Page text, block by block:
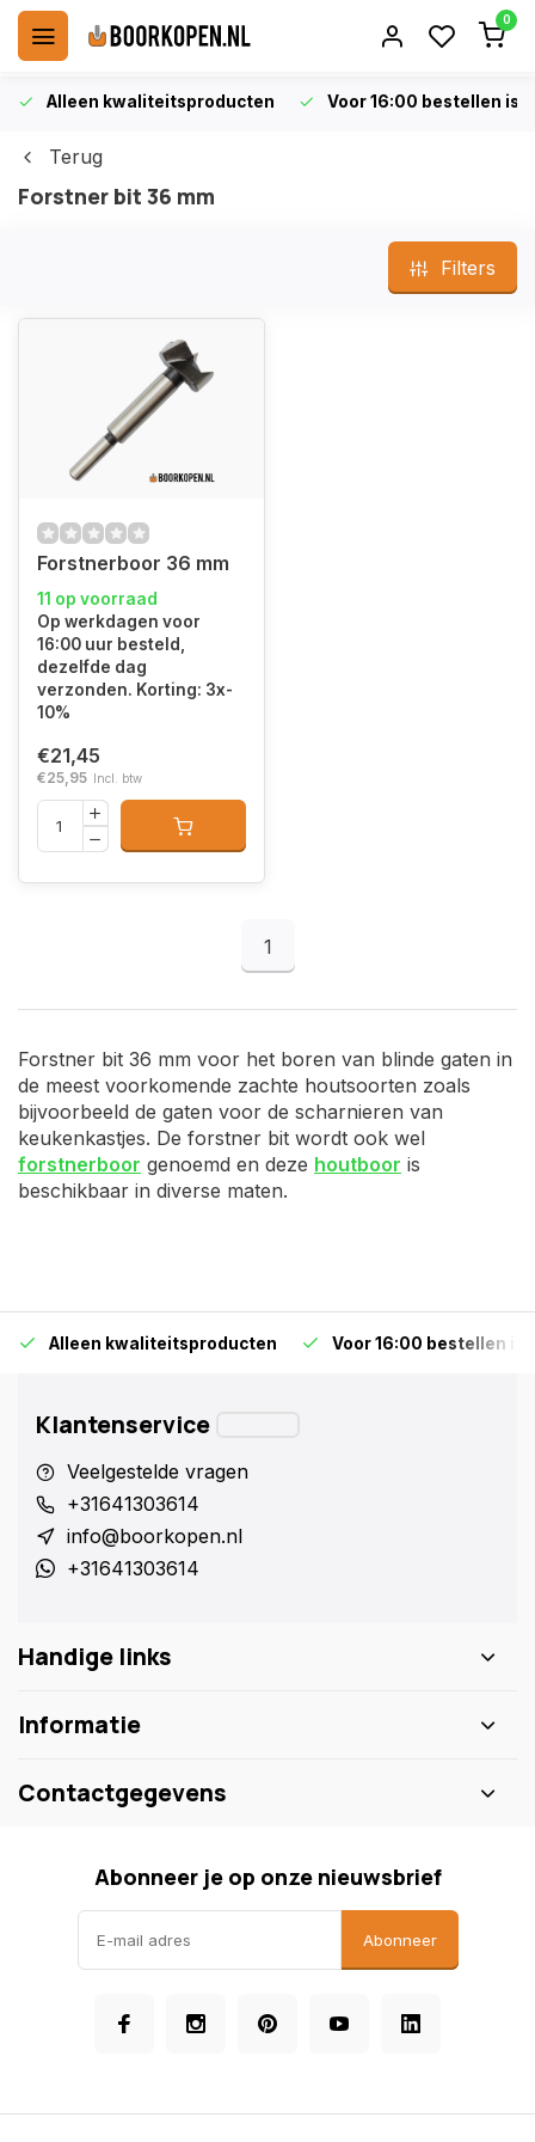
0
Alleen kwaliteitsproducten Voor 16:00 bestellen is
Terug
Forstner bit 36 mm
Filters
Forstnerboor 36 mm
11 op voorraad
Op werkdagen voor
16:00 uur besteld,
dezelfde dag
verzonden. Korting: 3x-
10%
€21,45
€25,95 Incl. btw
1
Forstner bit 36 mm voor het boren van blinde gaten in
de meest voorkomende zachte houtsoorten zoals
bijvoorbeeld de gaten voor de scharnieren van
keukenkastjes. De forstner bit wordt ook wel
forstnerboor genoemd en deze houtboor is
beschikbaar in diverse maten.
Alleen kwaliteitsproducten Voor 16:00 bestellen is
Klantenservice
Veelgestelde vragen
+31641303614
info@boorkopen.nl
+31641303614
Handige links
Informatie
Contactgegevens
Abonneer je op onze nieuwsbrief
Abonneer